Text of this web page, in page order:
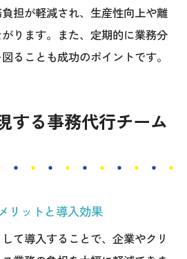
担が軽減され、生産性向上や離
ります。また、定期的に業務分
ることも成功のポイントです。
する事務代行チーム
リットと導入効果
て導入することで、企業やクリ